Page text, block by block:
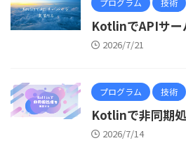
KotlinでAPIサー
2026/7/21
プログラム 技術
Kotlinで非同期
2026/7/14